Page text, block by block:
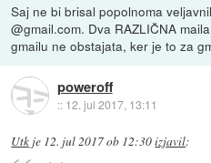
Saj ne bi brisal popolnoma
@gmail.com. Dva RAZLIČNA
gmailu ne obstajata, ker je to za
poweroff
:: 12. jul 2017, 13:11
Utk je 12. jul 2017 ob 12:30izjavil: